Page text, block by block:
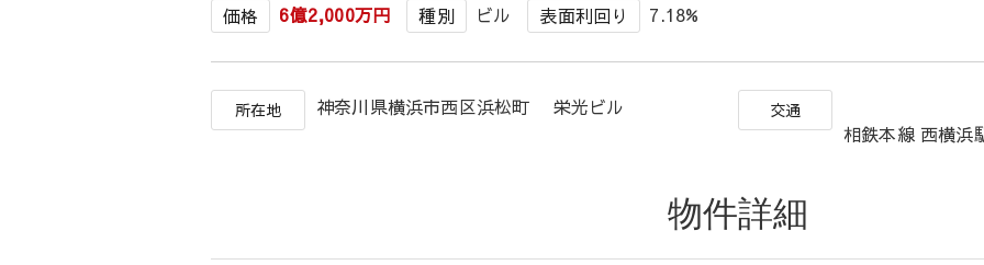
価格 6億2,000万円 種別 ビル 表面利回り 7.18%
所在地 神奈川県横浜市西区浜松町 栄光ビル 交通
相鉄本線 西横浜
物件詳細